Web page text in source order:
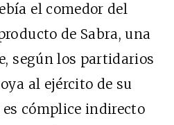
el comedor del
de Sabra, una
según los partidarios
al ejército de su
cómplice indirecto